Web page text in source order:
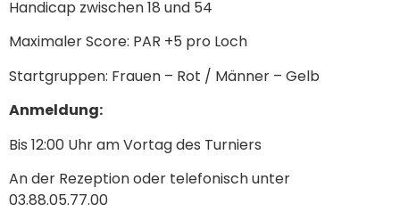
Handicap zwischen 18 und 54
Maximaler Score: PAR +5 pro Loch
Startgruppen: Frauen – Rot / Männer – Gelb
Anmeldung:
Bis 12:00 Uhr am Vortag des Turniers
An der Rezeption oder telefonisch unter
03.88.05.77.00